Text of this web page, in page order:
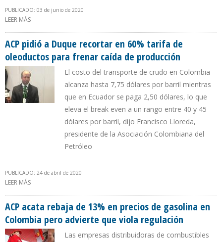
PUBLICADO: 03 de junio de 2020
LEER MÁS
ACP pidió a Duque recortar en 60% tarifa de
oleoductos para frenar caída de producción
El costo del transporte de crudo en Colombia
alcanza hasta 7,75 dólares por barril mientras
que en Ecuador se paga 2,50 dólares, lo que
eleva el break even a un rango entre 40 y 45
dólares por barril, dijo Francisco Lloreda,
presidente de la Asociación Colombiana del
Petróleo
PUBLICADO: 24 de abril de 2020
LEER MÁS
ACP acata rebaja de 13% en precios de gasolina en
Colombia pero advierte que viola regulación
Las empresas distribuidoras de combustibles